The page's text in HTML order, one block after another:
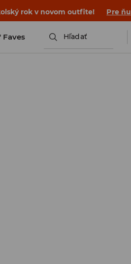
rok v novom outfite! Pre ňu
Faves Hľadať